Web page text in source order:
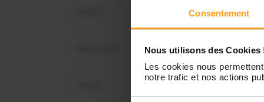
Consentement
Nous utilisons des Cookies
Les cookies nous
notre trafic et nos actions
Vous